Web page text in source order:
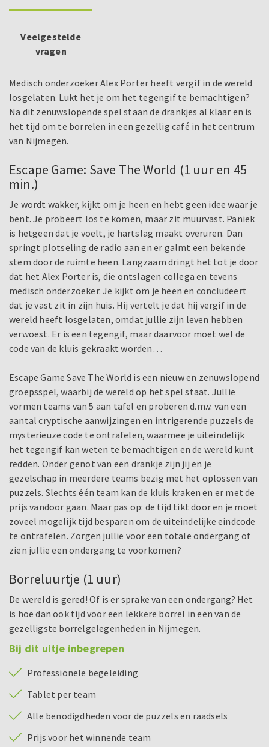
Veelgestelde
vragen
Medisch onderzoeker Alex Porter heeft vergif in de wereld
losgelaten. Lukt het je om het tegengif te bemachtigen?
Na dit zenuwslopende spel staan de drankjes al klaar en is
het tijd om te borrelen in een gezellig café in het centrum
van Nijmegen.
Escape Game: Save The World (1 uur en 45
min.)
Je wordt wakker, kijkt om je heen en hebt geen idee waar je
bent. Je probeert los te komen, maar zit muurvast. Paniek
is hetgeen dat je voelt, je hartslag maakt overuren. Dan
springt plotseling de radio aan en er galmt een bekende
stem door de ruimte heen. Langzaam dringt het tot je door
dat het Alex Porter is, die ontslagen collega en tevens
medisch onderzoeker. Je kijkt om je heen en concludeert
dat je vast zit in zijn huis. Hij vertelt je dat hij vergif in de
wereld heeft losgelaten, omdat jullie zijn leven hebben
verwoest. Er is een tegengif, maar daarvoor moet wel de
code van de kluis gekraakt worden…
Escape Game Save The World is een nieuw en zenuwslopend
groepsspel, waarbij de wereld op het spel staat. Jullie
vormen teams van 5 aan tafel en proberen d.m.v. van een
aantal cryptische aanwijzingen en intrigerende puzzels de
mysterieuze code te ontrafelen, waarmee je uiteindelijk
het tegengif kan weten te bemachtigen en de wereld kunt
redden. Onder genot van een drankje zijn jij en je
gezelschap in meerdere teams bezig met het oplossen van
puzzels. Slechts één team kan de kluis kraken en er met de
prijs vandoor gaan. Maar pas op: de tijd tikt door en je moet
zoveel mogelijk tijd besparen om de uiteindelijke eindcode
te ontrafelen. Zorgen jullie voor een totale ondergang of
zien jullie een ondergang te voorkomen?
Borreluurtje (1 uur)
De wereld is gered! Of is er sprake van een ondergang? Het
is hoe dan ook tijd voor een lekkere borrel in een van de
gezelligste borrelgelegenheden in Nijmegen.
Bij dit uitje inbegrepen
Professionele begeleiding
Tablet per team
Alle benodigdheden voor de puzzels en raadsels
Prijs voor het winnende team